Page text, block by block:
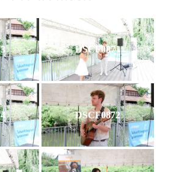
DSCF0871
DSCF0872